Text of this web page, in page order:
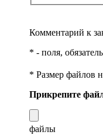
Комментарий к
* - поля,
* Размер файлов
Прикрепите
файлы